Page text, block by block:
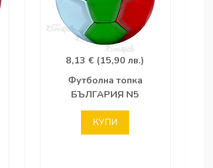
8,13 € (15,90 лв.)
Футболна топка
БЪЛГАРИЯ N5
КУПИ